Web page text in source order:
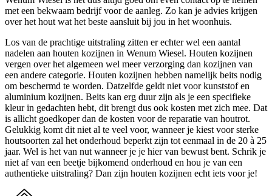
met een bekwaam bedrijf voor de aanleg. Zo kan je advies krijgen
over het hout wat het beste aansluit bij jou in het woonhuis.
Los van de prachtige uitstraling zitten er echter wel een aantal
nadelen aan houten kozijnen in Wenum Wiesel. Houten kozijnen
vergen over het algemeen wel meer verzorging dan kozijnen van
een andere categorie. Houten kozijnen hebben namelijk beits nodig
om beschermd te worden. Datzelfde geldt niet voor kunststof en
aluminium kozijnen. Beits kan erg duur zijn als je een specifieke
kleur in gedachten hebt, dit brengt dus ook kosten met zich mee. Dat
is allicht goedkoper dan de kosten voor de reparatie van houtrot.
Gelukkig komt dit niet al te veel voor, wanneer je kiest voor sterke
houtsoorten zal het onderhoud beperkt zijn tot eenmaal in de 20 à 25
jaar. Wel is het van nut wanneer je je hier van bewust bent. Schrik je
niet af van een beetje bijkomend onderhoud en hou je van een
authentieke uitstraling? Dan zijn houten kozijnen echt iets voor je!